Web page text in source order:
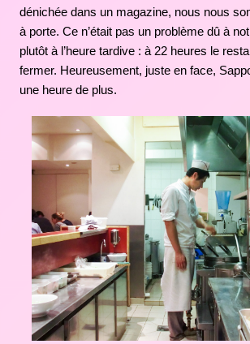
dénichée dans un magazine, nous nous
à porte. Ce n’était pas un problème dû à
plutôt à l’heure tardive : à 22 heures le
fermer. Heureusement, juste en face,
une heure de plus.